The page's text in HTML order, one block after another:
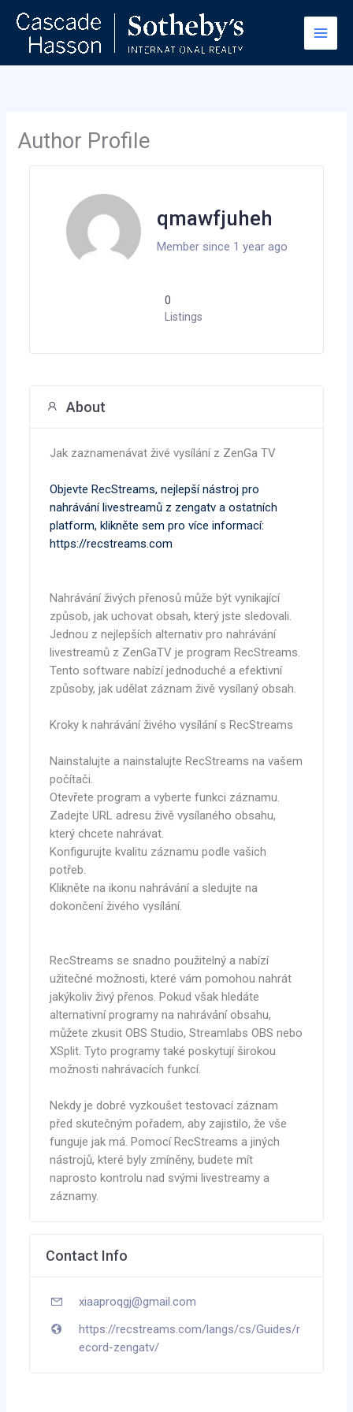
content
Author Profile
qmawfjuheh
Member since 1 year ago
0
Listings
About
Jak zaznamenávat živé vysílání z ZenGa TV
Objevte RecStreams, nejlepší nástroj pro
nahrávání livestreamů z zengatv a ostatních
platform, klikněte sem pro více informací:
https://recstreams.com
Nahrávání živých přenosů může být vynikající
způsob, jak uchovat obsah, který jste sledovali.
Jednou z nejlepších alternativ pro nahrávání
livestreamů z ZenGaTV je program RecStreams.
Tento software nabízí jednoduché a efektivní
způsoby, jak udělat záznam živě vysílaný obsah.
Kroky k nahrávání živého vysílání s RecStreams
Nainstalujte a nainstalujte RecStreams na vašem
počítači.
Otevřete program a vyberte funkci záznamu.
Zadejte URL adresu živě vysílaného obsahu,
který chcete nahrávat.
Konfigurujte kvalitu záznamu podle vašich
potřeb.
Klikněte na ikonu nahrávání a sledujte na
dokončení živého vysílání.
RecStreams se snadno použitelný a nabízí
užitečné možnosti, které vám pomohou nahrát
jakýkoliv živý přenos. Pokud však hledáte
alternativní programy na nahrávání obsahu,
můžete zkusit OBS Studio, Streamlabs OBS nebo
XSplit. Tyto programy také poskytují širokou
možnosti nahrávacích funkcí.
Nekdy je dobré vyzkoušet testovací záznam
před skutečným pořadem, aby zajistilo, že vše
funguje jak má. Pomocí RecStreams a jiných
nástrojů, které byly zmíněny, budete mít
naprosto kontrolu nad svými livestreamy a
záznamy.
Contact Info
xiaaproqgj@gmail.com
https://recstreams.com/langs/cs/Guides/r
ecord-zengatv/